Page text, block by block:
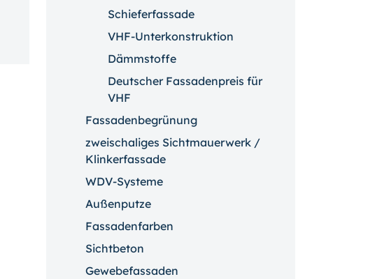
Schieferfassade
VHF-Unterkonstruktion
Dämmstoffe
Deutscher Fassadenpreis für
VHF
Fassadenbegrünung
zweischaliges Sichtmauerwerk /
Klinkerfassade
WDV-Systeme
Außenputze
Fassadenfarben
Sichtbeton
Gewebefassaden